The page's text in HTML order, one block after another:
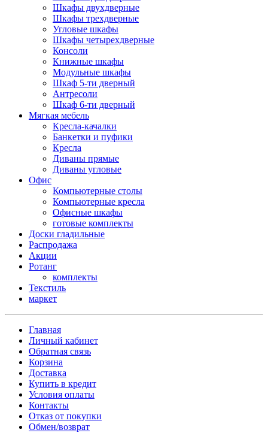
Шкафы двухдверные
Шкафы трехдверные
Угловые шкафы
Шкафы четырехдверные
Консоли
Книжные шкафы
Модульные шкафы
Шкаф 5-ти дверный
Антресоли
Шкаф 6-ти дверный
Мягкая мебель
Кресла-качалки
Банкетки и пуфики
Кресла
Диваны прямые
Диваны угловые
Офис
Компьютерные столы
Компьютерные кресла
Офисные шкафы
готовые комплекты
Доски гладильные
Распродажа
Акции
Ротанг
комплекты
Текстиль
маркет
Главная
Личный кабинет
Обратная связь
Корзина
Доставка
Купить в кредит
Условия оплаты
Контакты
Отказ от покупки
Обмен/возврат